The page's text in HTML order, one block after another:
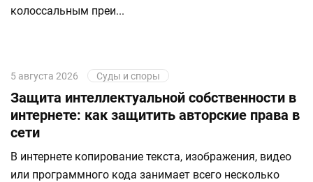
колоссальным преи...
5 августа 2026 Суды и споры
Защита интеллектуальной собственности в
интернете: как защитить авторские права в
сети
В интернете копирование текста, изображения, видео
или программного кода занимает всего несколько